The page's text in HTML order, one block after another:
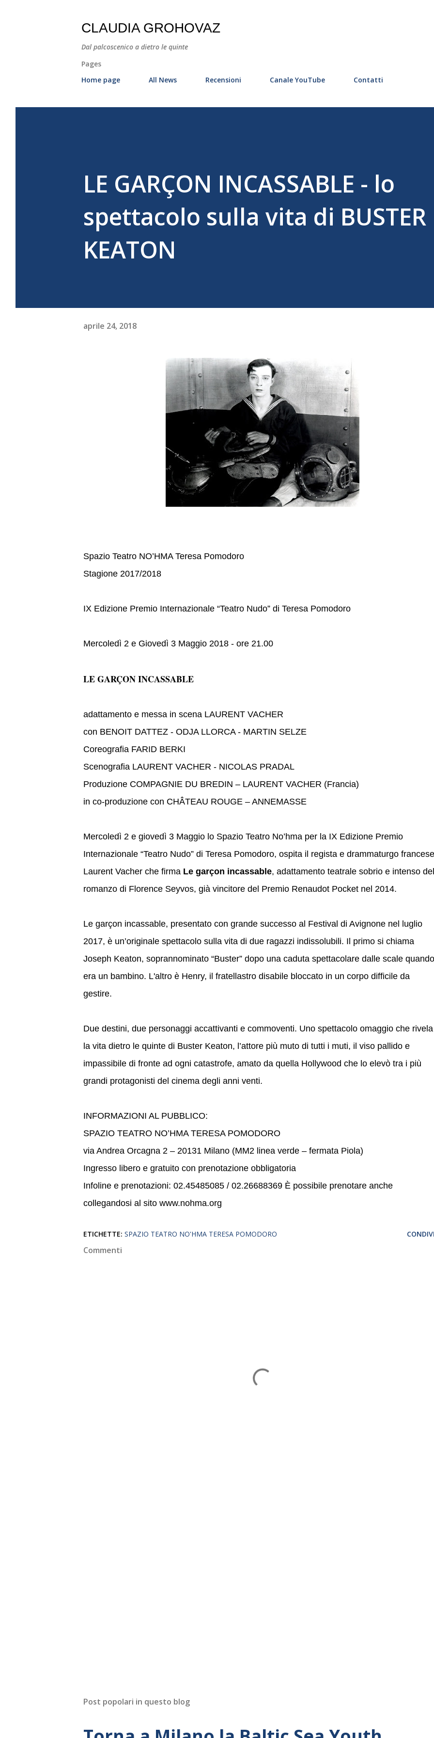
CLAUDIA GROHOVAZ
Dal palcoscenico a dietro le quinte
Pages
Home page
All News Recensioni Canale YouTube Contatti
LE GARÇON INCASSABLE - lo
spettacolo sulla vita di BUSTER
KEATON
aprile 24, 2018
Spazio Teatro NO’HMA Teresa Pomodoro
Stagione 2017/2018
IX Edizione Premio Internazionale “Teatro Nudo” di Teresa Pomodoro
Mercoledì 2 e Giovedì 3 Maggio 2018 - ore 21.00
LE GARÇON INCASSABLE
adattamento e messa in scena LAURENT VACHER
con BENOIT DATTEZ - ODJA LLORCA - MARTIN SELZE
Coreografia FARID BERKI
Scenografia LAURENT VACHER - NICOLAS PRADAL
Produzione COMPAGNIE DU BREDIN – LAURENT VACHER (Francia)
in co-produzione con CHÂTEAU ROUGE – ANNEMASSE
Mercoledì 2 e giovedì 3 Maggio lo Spazio Teatro No’hma per la IX Edizione Premio
Internazionale “Teatro Nudo” di Teresa Pomodoro, ospita il regista e drammaturgo francese
Laurent Vacher che firma Le garçon incassable, adattamento teatrale sobrio e intenso del
romanzo di Florence Seyvos, già vincitore del Premio Renaudot Pocket nel 2014.
Le garçon incassable, presentato con grande successo al Festival di Avignone nel luglio
2017, è un’originale spettacolo sulla vita di due ragazzi indissolubili. Il primo si chiama
Joseph Keaton, soprannominato “Buster” dopo una caduta spettacolare dalle scale quando
era un bambino. L'altro è Henry, il fratellastro disabile bloccato in un corpo difficile da
gestire.
Due destini, due personaggi accattivanti e commoventi. Uno spettacolo omaggio che rivela
la vita dietro le quinte di Buster Keaton, l’attore più muto di tutti i muti, il viso pallido e
impassibile di fronte ad ogni catastrofe, amato da quella Hollywood che lo elevò tra i più
grandi protagonisti del cinema degli anni venti.
INFORMAZIONI AL PUBBLICO:
SPAZIO TEATRO NO’HMA TERESA POMODORO
via Andrea Orcagna 2 – 20131 Milano (MM2 linea verde – fermata Piola)
Ingresso libero e gratuito con prenotazione obbligatoria
Infoline e prenotazioni: 02.45485085 / 02.26688369 È possibile prenotare anche
collegandosi al sito www.nohma.org
ETICHETTE: SPAZIO TEATRO NO'HMA TERESA POMODORO
Commenti
Post popolari in questo blog